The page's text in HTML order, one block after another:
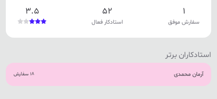
1
سفارش موفق
52
استادکار فعال
3.5
استادکاران برتر
آرمان محمدی 18 سفارش